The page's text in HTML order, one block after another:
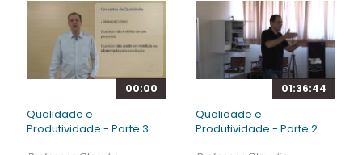
00:00
Qualidade e
Produtividade - Parte 3
01:36:44
Qualidade e
Produtividade - Parte 2